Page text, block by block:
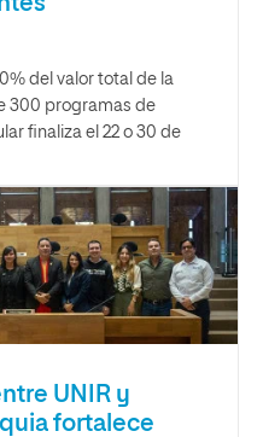
del valor total de la
300 programas de
finaliza el 22 o 30 de
UNIR y
fortalece